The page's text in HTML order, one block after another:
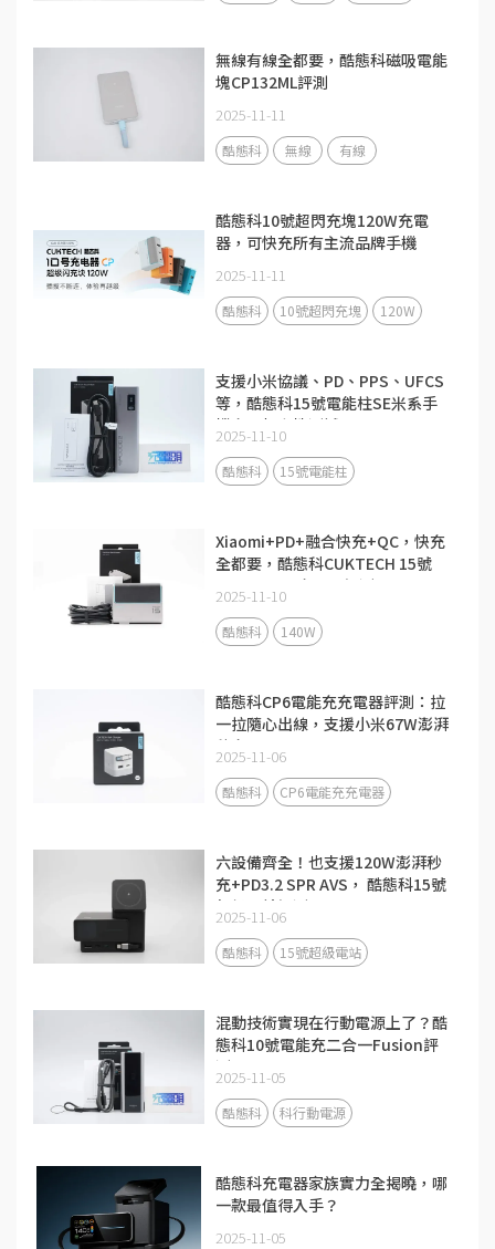
無線有線全都要，酷態科磁吸電能
塊CP132ML評測
2025-11-11
酷態科 無線 有線
酷態科10號超閃充塊120W充電
器，可快充所有主流品牌手機
2025-11-11
酷態科 10號超閃充塊 120W
支援小米協議、PD、PPS、UFCS
等，酷態科15號電能柱SE米系手
機充電相容性測試
2025-11-10
酷態科 15號電能柱
Xiaomi+PD+融合快充+QC，快充
全都要，酷態科CUKTECH 15號
140W 3C1A充電器評測
2025-11-10
酷態科 140W
酷態科CP6電能充充電器評測：拉
一拉隨心出線，支援小米67W澎湃
秒充！
2025-11-06
酷態科 CP6電能充充電器
六設備齊全！也支援120W澎湃秒
充+PD3.2 SPR AVS， 酷態科15號
超級電站評測
2025-11-06
酷態科 15號超級電站
混動技術實現在行動電源上了？酷
態科10號電能充二合一Fusion評
測
2025-11-05
酷態科 科行動電源
酷態科充電器家族實力全揭曉，哪
一款最值得入手？
2025-11-05